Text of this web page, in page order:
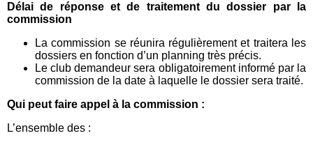
Délai de réponse et de traitement du dossier par la
commission
La commission se réunira régulièrement et traitera les
dossiers en fonction d’un planning très précis.
Le club demandeur sera obligatoirement informé par la
commission de la date à laquelle le dossier sera traité.
Qui peut faire appel à la commission :
L’ensemble des :